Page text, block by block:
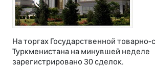
На торгах Государственной
Туркменистана на минувшей неделе
зарегистрировано 30 сделок.